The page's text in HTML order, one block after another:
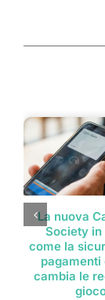
La nuova
Society in
come la
pagamenti
cambia le